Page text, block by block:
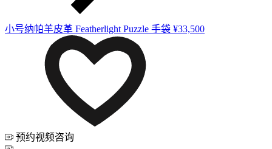
小号纳帕羊皮革 Featherlight Puzzle 手袋 ¥33,500
预约视频咨询